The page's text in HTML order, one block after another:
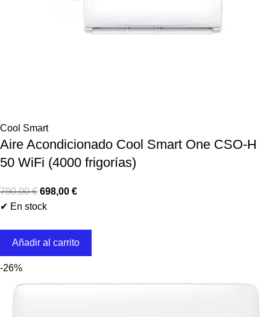
Cool Smart
Aire Acondicionado Cool Smart One CSO-H
50 WiFi (4000 frigorías)
790,00€ 698,00 €
✔ En stock
Añadir al carrito
-26%